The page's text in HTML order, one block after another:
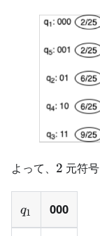
よって、 2
2 元符号
q_1
q1 000